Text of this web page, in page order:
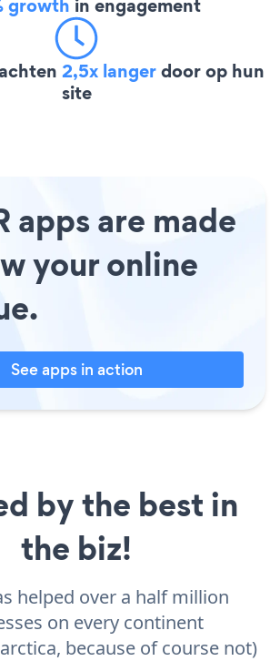
growth in engagement
2,5x langerdoor op hun
site
apps are made
your online
See apps in action
by the best in
the biz!
helped over a half million
on every continent
because of course not)